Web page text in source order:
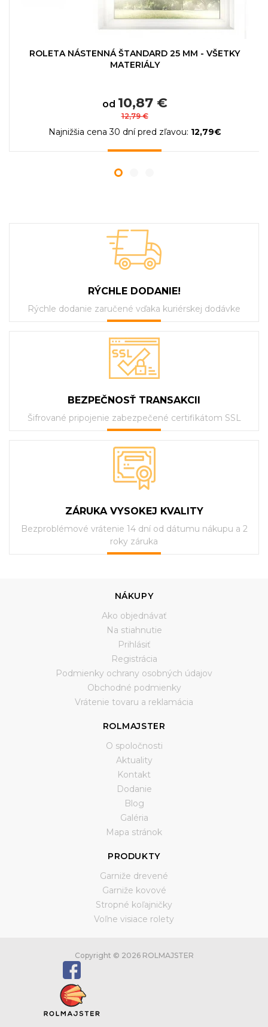
ROLETA NÁSTENNÁ ŠTANDARD 25 MM - VŠETKY
MATERIÁLY
od 10,87 €
12,79 €
Najnižšia cena 30 dní pred zľavou: 12,79€
RÝCHLE DODANIE!
Rýchle dodanie zaručené vďaka kuriérskej dodávke
BEZPEČNOSŤ TRANSAKCII
Šifrované pripojenie zabezpečené certifikátom SSL
ZÁRUKA VYSOKEJ KVALITY
Bezproblémové vrátenie 14 dní od dátumu nákupu a 2
roky záruka
NÁKUPY
Ako objednávať
Na stiahnutie
Prihlásiť
Registrácia
Podmienky ochrany osobných údajov
Obchodné podmienky
Vrátenie tovaru a reklamácia
ROLMAJSTER
O spoločnosti
Aktuality
Kontakt
Dodanie
Blog
Galéria
Mapa stránok
PRODUKTY
Garniže drevené
Garniže kovové
Stropné koľajničky
Voľne visiace rolety
Copyright © 2026 ROLMAJSTER